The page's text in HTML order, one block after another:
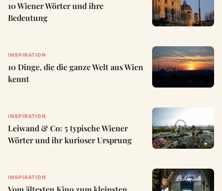
10 Wiener Wörter und ihre
Bedeutung
INSPIRATION
10 Dinge, die die ganze Welt aus Wien
kennt
INSPIRATION
Leiwand & Co: 5 typische Wiener
Wörter und ihr kurioser Ursprung
INSPIRATION